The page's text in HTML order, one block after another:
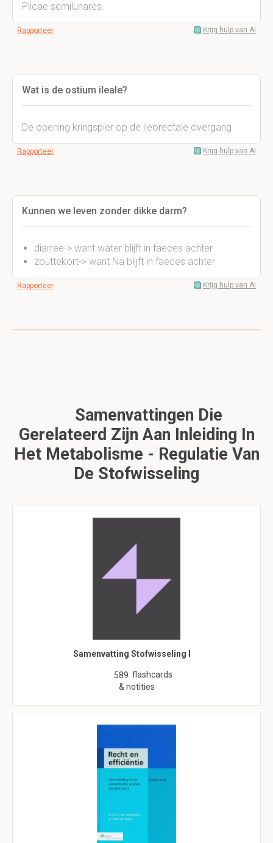
Plicae semilunares
Rapporteer Krijg hulp van AI
Wat is de ostium ileale?
De opening kringspier op de ileorectale overgang
Rapporteer Krijg hulp van AI
Kunnen we leven zonder dikke darm?
diarree-> want water blijft in faeces achter
zouttekort-> want Na blijft in faeces achter
Rapporteer Krijg hulp van AI
Samenvattingen Die
Gerelateerd Zijn Aan Inleiding In
Het Metabolisme - Regulatie Van
De Stofwisseling
Samenvatting Stofwisseling I
589 flashcards
& notities